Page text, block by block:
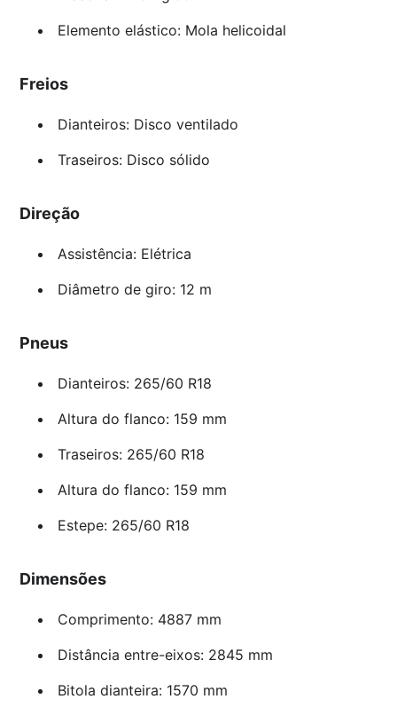
Elemento elástico: Mola helicoidal
Freios
Dianteiros: Disco ventilado
Traseiros: Disco sólido
Direção
Assistência: Elétrica
Diâmetro de giro: 12 m
Pneus
Dianteiros: 265/60 R18
Altura do flanco: 159 mm
Traseiros: 265/60 R18
Altura do flanco: 159 mm
Estepe: 265/60 R18
Dimensões
Comprimento: 4887 mm
Distância entre-eixos: 2845 mm
Bitola dianteira: 1570 mm